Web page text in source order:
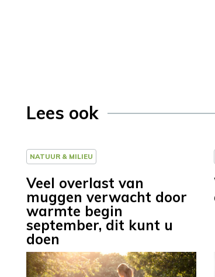
Lees ook
NATUUR & MILIEU
Veel overlast van
muggen verwacht door
warmte begin
september, dit kunt u
doen